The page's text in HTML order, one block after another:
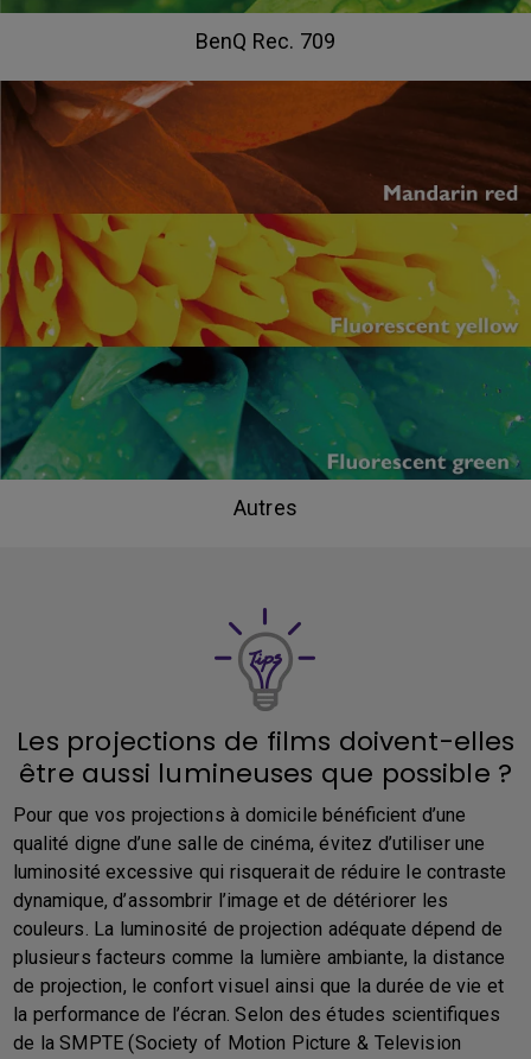
BenQ Rec. 709
Autres
Les projections de films doivent-elles
être aussi lumineuses que possible ?
Pour que vos projections à domicile bénéficient d’une
qualité digne d’une salle de cinéma, évitez d’utiliser une
luminosité excessive qui risquerait de réduire le contraste
dynamique, d’assombrir l’image et de détériorer les
couleurs. La luminosité de projection adéquate dépend de
plusieurs facteurs comme la lumière ambiante, la distance
de projection, le confort visuel ainsi que la durée de vie et
la performance de l’écran. Selon des études scientifiques
de la SMPTE (Society of Motion Picture & Television